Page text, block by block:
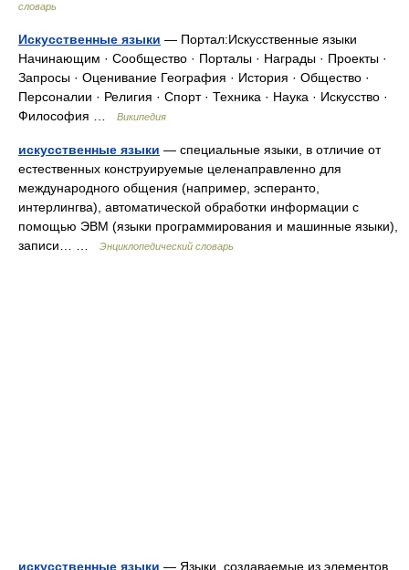
словарь
Искусственные языки — Портал:Искусственные языки
Начинающим · Сообщество · Порталы · Награды · Проекты ·
Запросы · Оценивание География · История · Общество ·
Персоналии · Религия · Спорт · Техника · Наука · Искусство ·
Философия …
Википедия
искусственные языки — специальные языки, в отличие от
естественных конструируемые целенаправленно для
международного общения (например, эсперанто,
интерлингва), автоматической обработки информации с
помощью ЭВМ (языки программирования и машинные языки),
записи… …
Энциклопедический словарь
искусственные языки — Языки, создаваемые из элементов